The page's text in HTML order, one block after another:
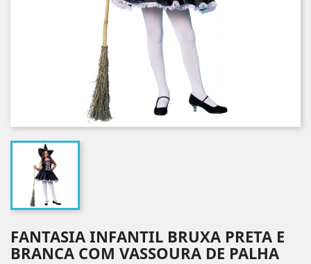
FANTASIA INFANTIL BRUXA PRETA E
BRANCA COM VASSOURA DE PALHA